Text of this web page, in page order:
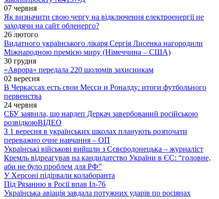
07 червня
Як визначити свою чергу на відключення електроенергії не
заходячи на сайт обленерго?
26 лютого
Видатного українського лікаря Сергія Лисенка нагородили
Міжнародною премією миру (Німеччина – США)
30 грудня
«Аврора» передала 220 шоломів захисникам
02 вересня
В Черкассах есть свои Месси и Роналду: итоги футбольного
первенства
24 червня
СБУ заявила, що нардеп Деркач завербований російською
розвідкоюВІДЕО
З 1 вересня в українських школах планують розпочати
переважно очне навчання – ОП
Українські військові вийшли з Сєвєродонецька – журналіст
Кремль відреагував на кандидатство України в ЄС: “головне,
аби не було проблем для РФ”
У Херсоні підірвали колаборанта
Під Рязанню в Росії впав Іл-76
Українська авіація завдала потужних ударів по росіянах